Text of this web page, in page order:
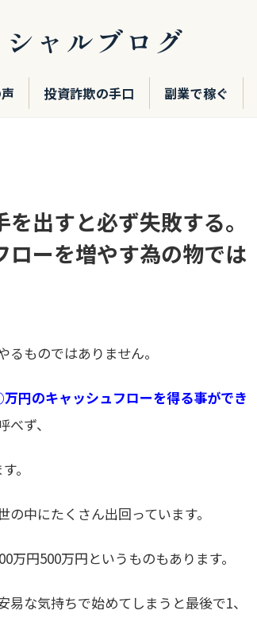
ャルブログ
投資詐欺の手口 副業で稼ぐ
出すと必ず失敗する。
ローを増やす為の物では
ものではありません。
円のキャッシュフローを得る事ができ
ず、
。
中にたくさん出回っています。
円500万円というものもあります。
易な気持ちで始めてしまうと最後で1、